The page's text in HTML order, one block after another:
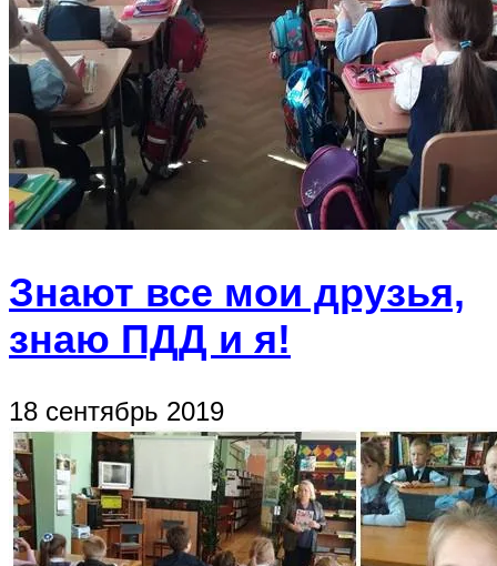
Знают все мои друзья,
знаю ПДД и я!
18 сентябрь 2019